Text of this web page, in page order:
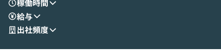
リティの考え方や社内導入の進め方など、
現場目線でさらに深掘りしていきます。
「自分の業務をAIで自動化してみたいけ
いう方にこそ参加いただきたいイベントで
稼働時間
給与
出社頻度